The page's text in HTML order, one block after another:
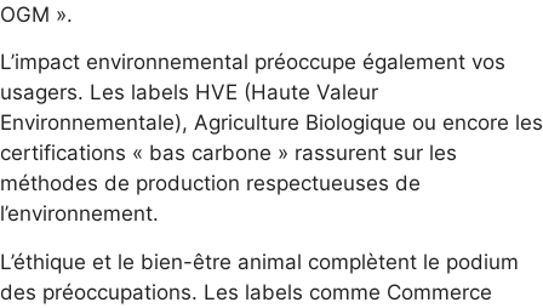
OGM ».
L’impact environnemental préoccupe également vos
usagers. Les labels HVE (Haute Valeur
Environnementale), Agriculture Biologique ou encore les
certifications « bas carbone » rassurent sur les
méthodes de production respectueuses de
l’environnement.
L’éthique et le bien-être animal complètent le podium
des préoccupations. Les labels comme Commerce